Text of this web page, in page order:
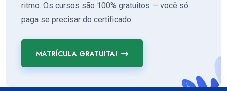
ritmo. Os cursos são 100% gratuitos — você só
paga se precisar do certificado.
MATRÍCULA GRATUITA!